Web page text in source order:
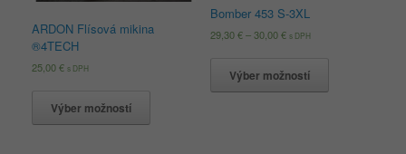
ARDON Flísová mikina
®4TECH
25,00€ s DPH
Výber možností
Bomber 453 S-3XL
29,30€–30,00€ s DPH
Výber možností